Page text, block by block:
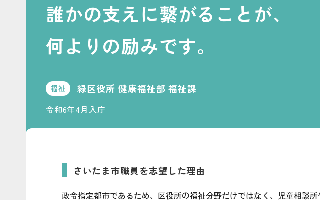
誰かの支えに繋がることが、
何よりの励みです。
福祉 緑区役所 健康福祉部 福祉課
令和6年4月入庁
さいたま市職員を志望した理由
政令指定都市であるため、区役所の福祉分野だけではなく、児童相談